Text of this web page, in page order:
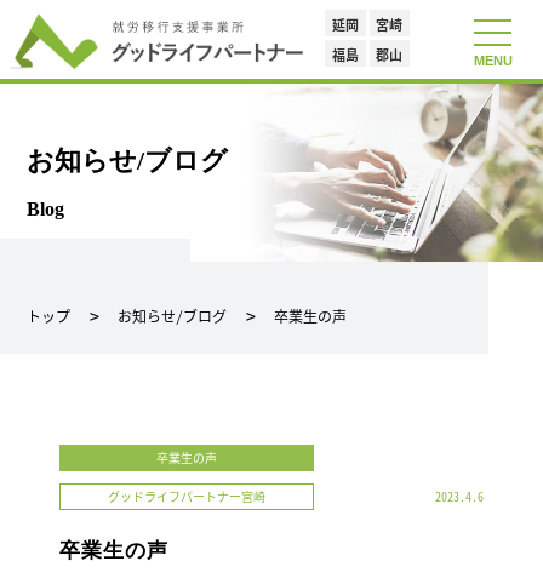
延岡
宮崎
福島
郡山
toggle
MENU
お知らせ/ブログ
Blog
トップ お知らせ/ブログ 卒業生の声
卒業生の声
グッドライフパートナー宮崎 2023.4.6
卒業生の声